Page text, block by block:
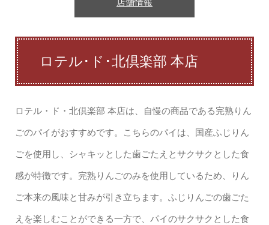
ロテル･ド･北倶楽部 本店
ロテル・ド・北倶楽部 本店は、自慢の商品である完熟りん
ごのパイがおすすめです。こちらのパイは、国産ふじりん
ごを使用し、シャキッとした歯ごたえとサクサクとした食
感が特徴です。完熟りんごのみを使用しているため、りん
ご本来の風味と甘みが引き立ちます。ふじりんごの歯ごた
えを楽しむことができる一方で、パイのサクサクとした食